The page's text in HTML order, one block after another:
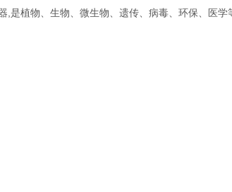
是植物、生物、微生物、遗传、病毒、环保、医学